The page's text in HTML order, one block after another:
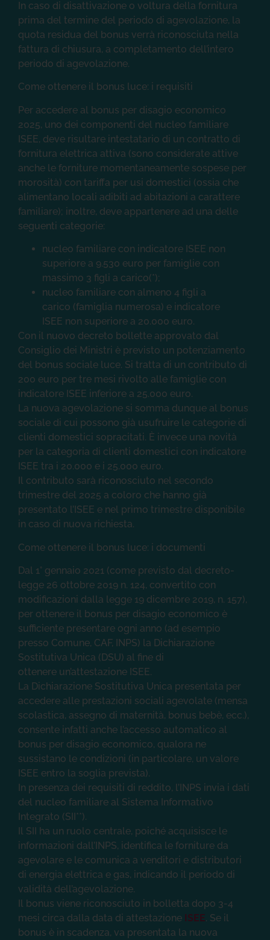
prima del termine del periodo di agevolazione, la
quota residua del bonus verrà riconosciuta nella
fattura di chiusura, a completamento dell’intero
periodo di agevolazione.
Come ottenere il bonus luce: i requisiti
Per accedere al bonus per disagio economico
2025, uno dei componenti del nucleo familiare
ISEE, deve risultare intestatario di un contratto di
fornitura elettrica attiva (sono considerate attive
anche le forniture momentaneamente sospese per
morosità) con tariffa per usi domestici (ossia che
alimentano locali adibiti ad abitazioni a carattere
familiare); inoltre, deve appartenere ad una delle
seguenti categorie:
nucleo familiare con indicatore ISEE non
superiore a 9.530 euro per famiglie con
massimo 3 figli a carico(*);
nucleo familiare con almeno 4 figli a
carico (famiglia numerosa) e indicatore
ISEE non superiore a 20.000 euro.
Con il nuovo decreto bollette approvato dal
Consiglio dei Ministri è previsto un potenziamento
del bonus sociale luce. Si tratta di un contributo di
200 euro per tre mesi rivolto alle famiglie con
indicatore ISEE inferiore a 25.000 euro.
La nuova agevolazione si somma dunque al bonus
sociale di cui possono già usufruire le categorie di
clienti domestici sopracitati. È invece una novità
per la categoria di clienti domestici con indicatore
ISEE tra i 20.000 e i 25.000 euro.
Il contributo sarà riconosciuto nel secondo
trimestre del 2025 a coloro che hanno già
presentato l’ISEE e nel primo trimestre disponibile
in caso di nuova richiesta.
legge 26 ottobre 2019 n. 124, convertito con
modificazioni dalla legge 19 dicembre 2019, n. 157),
per ottenere il bonus per disagio economico è
sufficiente presentare ogni anno (ad esempio
presso Comune, CAF, INPS) la Dichiarazione
Sostitutiva Unica (DSU) al fine di
ottenere un’attestazione ISEE.
La Dichiarazione Sostitutiva Unica presentata per
accedere alle prestazioni sociali agevolate (mensa
scolastica, assegno di maternità, bonus bebè, ecc.),
consente infatti anche l’accesso automatico al
bonus per disagio economico, qualora ne
sussistano le condizioni (in particolare, un valore
ISEE entro la soglia prevista).
In presenza dei requisiti di reddito, l’INPS invia i dati
del nucleo familiare al Sistema Informativo
Integrato (SII**).
Il SII ha un ruolo centrale, poiché acquisisce le
informazioni dall’INPS, identifica le forniture da
agevolare e le comunica a venditori e distributori
di energia elettrica e gas, indicando il periodo di
validità dell’agevolazione.
Il bonus viene riconosciuto in bolletta dopo 3-4
mesi circa dalla data di attestazioneISEE. Se il
bonus è in scadenza, va presentata la nuova
Dichiarazione Sostitutiva Unica in tempo utile per